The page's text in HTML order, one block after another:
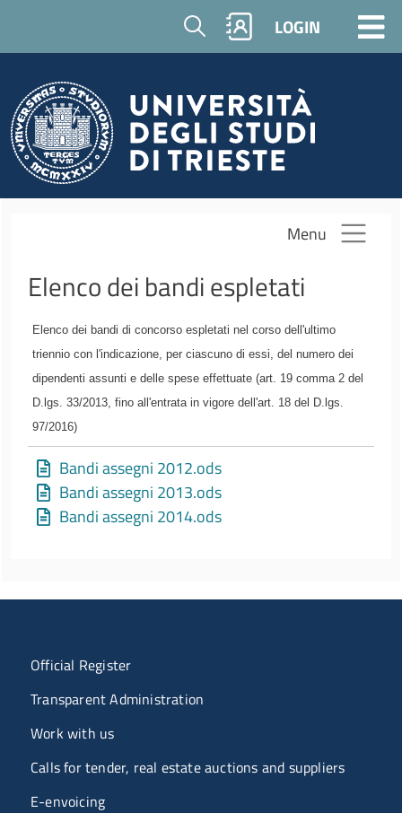
Skip to main content
Cerca LOGIN
Menu
Elenco dei bandi espletati
Elenco dei bandi di concorso espletati nel corso dell'ultimo
triennio con l'indicazione, per ciascuno di essi, del numero dei
dipendenti assunti e delle spese effettuate (art. 19 comma 2 del
D.lgs. 33/2013, fino all'entrata in vigore dell'art. 18 del D.lgs.
97/2016)
Bandi assegni 2012.ods
Bandi assegni 2013.ods
Bandi assegni 2014.ods
Menu organizzazione
Official Register
Transparent Administration
Work with us
Calls for tender, real estate auctions and suppliers
E-envoicing